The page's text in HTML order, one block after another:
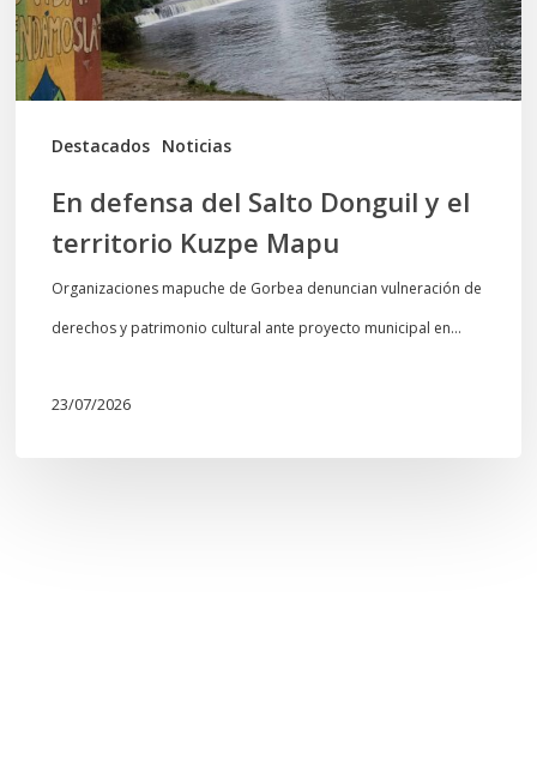
Destacados Noticias
el
territorio
Kuzpe
Mapu
En defensa del Salto Donguil y el
territorio Kuzpe Mapu
Organizaciones mapuche de Gorbea denuncian vulneración de
derechos y patrimonio cultural ante proyecto municipal en…
23/07/2026